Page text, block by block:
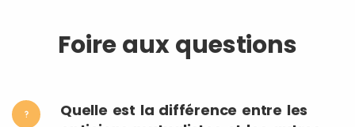
Foire aux questions
Quelle est la différence entre les